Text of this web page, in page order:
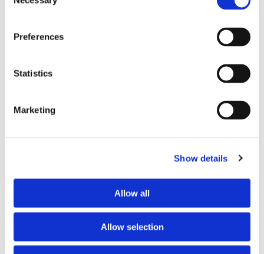
Selection
Preferences
Statistics
Marketing
Show details
Allow all
Allow selection
Hiermee voorkom je een juridische procedure die
veel meer kosten met zich meebrengt en die
mogelijk de strijd tussen de ruziënde partijen nog
meer zal doen oplaaien.
registermediators
Meer dan 20 jaar expertise
Scheiden, arbeidsmediation, zakelijke en
familiemediation